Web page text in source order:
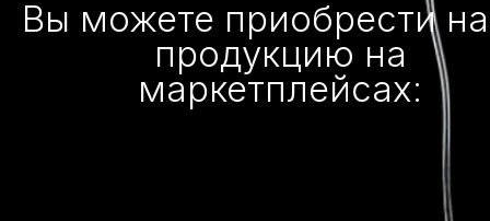
Вы можете приобрести
продукцию на
маркетплейсах: